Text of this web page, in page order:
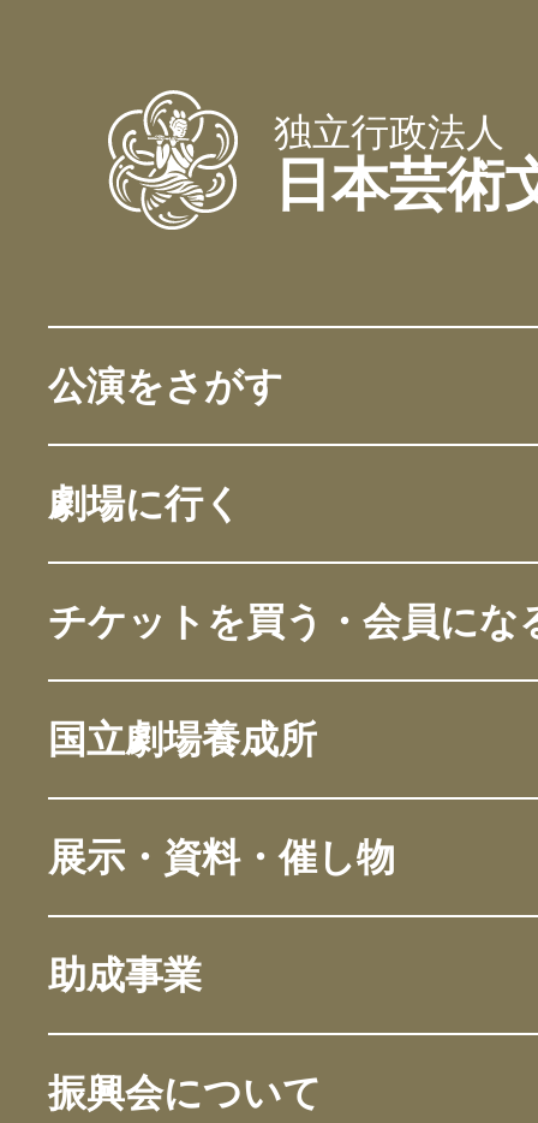
独立行政法人
日本芸術
公演をさがす
劇場に行く
チケットを買う・会員にな
国立劇場養成所
展示・資料・催し物
助成事業
振興会について